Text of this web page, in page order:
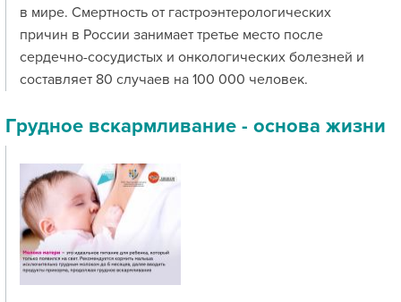
в мире. Смертность от гастроэнтерологических
причин в России занимает третье место после
сердечно-сосудистых и онкологических болезней и
составляет 80 случаев на 100 000 человек.
Грудное вскармливание - основа жизни